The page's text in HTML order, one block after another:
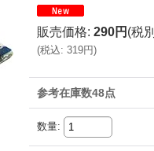
販売価格: 290円 (税
(税込: 319円)
参考在庫数48点
数量: